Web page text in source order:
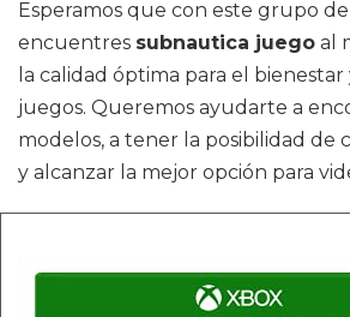
Esperamos que con este grupo
encuentres subnautica juego al
la calidad óptima para el
juegos. Queremos ayudarte a
modelos, a tener la posibilidad de
y alcanzar la mejor opción para